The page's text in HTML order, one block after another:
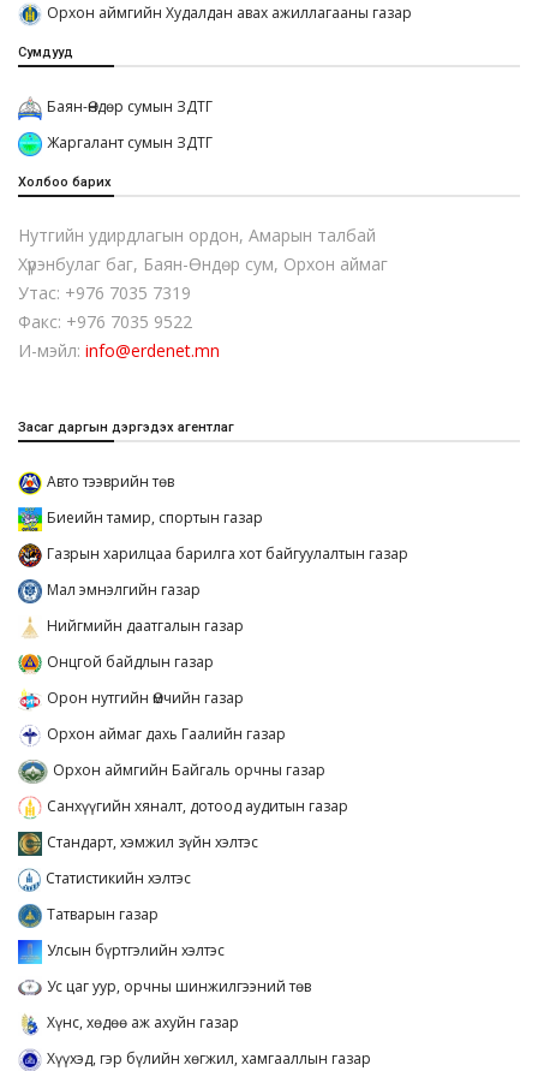
Орхон аймгийн Худалдан авах ажиллагааны газар
Сумдууд
Баян-Өндөр сумын ЗДТГ
Жаргалант сумын ЗДТГ
Холбоо барих
Нутгийн удирдлагын ордон, Амарын талбай
Хүрэнбулаг баг, Баян-Өндөр сум, Орхон аймаг
Утас: +976 7035 7319
Факс: +976 7035 9522
И-мэйл: info@erdenet.mn
Засаг даргын дэргэдэх агентлаг
Авто тээврийн төв
Биеийн тамир, спортын газар
Газрын харилцаа барилга хот байгуулалтын газар
Мал эмнэлгийн газар
Нийгмийн даатгалын газар
Онцгой байдлын газар
Орон нутгийн Өмчийн газар
Орхон аймаг дахь Гаалийн газар
Орхон аймгийн Байгаль орчны газар
Санхүүгийн хяналт, дотоод аудитын газар
Стандарт, хэмжил зүйн хэлтэс
Статистикийн хэлтэс
Татварын газар
Улсын бүртгэлийн хэлтэс
Ус цаг уур, орчны шинжилгээний төв
Хүнс, хөдөө аж ахуйн газар
Хүүхэд, гэр бүлийн хөгжил, хамгааллын газар